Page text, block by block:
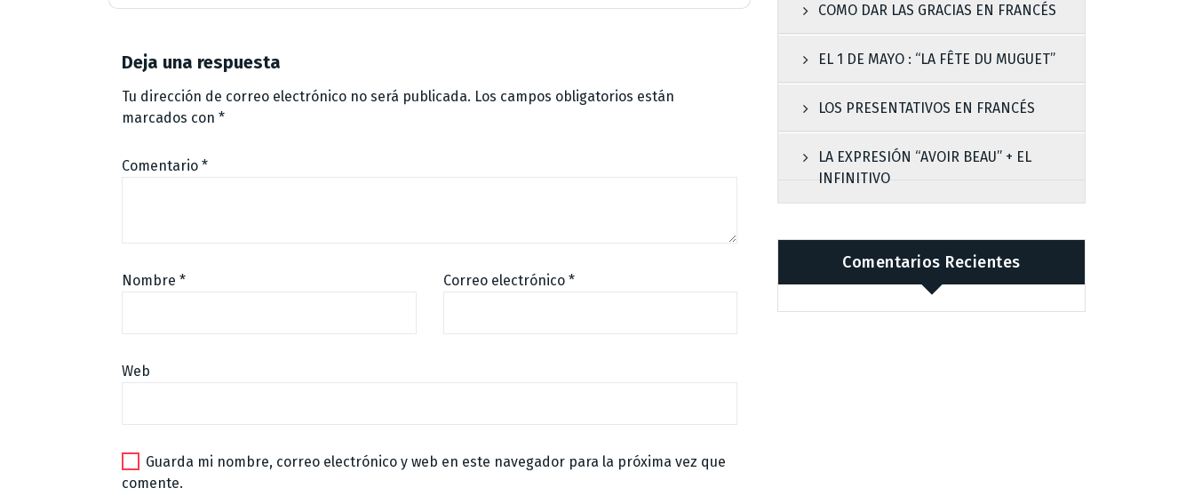
Deja una respuesta
Tu dirección de correo electrónico no será publicada. Los campos obligatorios están
marcados con *
Comentario *
Nombre * Correo electrónico *
Web
Guarda mi nombre, correo electrónico y web en este navegador para la próxima vez que
comente.
COMO DAR LAS GRACIAS EN FRANCÉS
EL 1 DE MAYO : “LA FÊTE DU MUGUET”
LOS PRESENTATIVOS EN FRANCÉS
LA EXPRESIÓN “AVOIR BEAU” + EL
INFINITIVO
Comentarios Recientes